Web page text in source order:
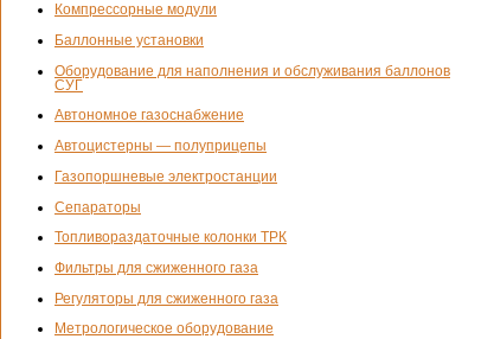
Компрессорные модули
Баллонные установки
Оборудование для наполнения и обслуживания баллонов
СУГ
Автономное газоснабжение
Автоцистерны — полуприцепы
Газопоршневые электростанции
Сепараторы
Топливораздаточные колонки ТРК
Фильтры для сжиженного газа
Регуляторы для сжиженного газа
Метрологическое оборудование